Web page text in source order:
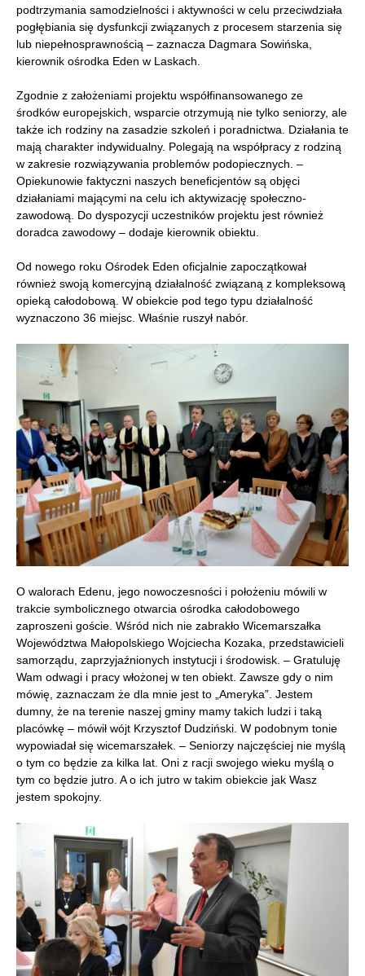
podtrzymania samodzielności i aktywności w celu przeciwdziała
pogłębiania się dysfunkcji związanych z procesem starzenia się
lub niepełnosprawnością – zaznacza Dagmara Sowińska,
kierownik ośrodka Eden w Laskach.
Zgodnie z założeniami projektu współfinansowanego ze
środków europejskich, wsparcie otrzymują nie tylko seniorzy, ale
także ich rodziny na zasadzie szkoleń i poradnictwa. Działania te
mają charakter indywidualny. Polegają na współpracy z rodziną
w zakresie rozwiązywania problemów podopiecznych. –
Opiekunowie faktyczni naszych beneficjentów są objęci
działaniami mającymi na celu ich aktywizację społeczno-
zawodową. Do dyspozycji uczestników projektu jest również
doradca zawodowy – dodaje kierownik obiektu.
Od nowego roku Ośrodek Eden oficjalnie zapoczątkował
również swoją komercyjną działalność związaną z kompleksową
opieką całodobową. W obiekcie pod tego typu działalność
wyznaczono 36 miejsc. Właśnie ruszył nabór.
O walorach Edenu, jego nowoczesności i położeniu mówili w
trakcie symbolicznego otwarcia ośrodka całodobowego
zaproszeni goście. Wśród nich nie zabrakło Wicemarszałka
Województwa Małopolskiego Wojciecha Kozaka, przedstawicieli
samorządu, zaprzyjaźnionych instytucji i środowisk. – Gratuluję
Wam odwagi i pracy włożonej w ten obiekt. Zawsze gdy o nim
mówię, zaznaczam że dla mnie jest to „Ameryka”. Jestem
dumny, że na terenie naszej gminy mamy takich ludzi i taką
placówkę – mówił wójt Krzysztof Dudziński. W podobnym tonie
wypowiadał się wicemarszałek. – Seniorzy najczęściej nie myślą
o tym co będzie za kilka lat. Oni z racji swojego wieku myślą o
tym co będzie jutro. A o ich jutro w takim obiekcie jak Wasz
jestem spokojny.